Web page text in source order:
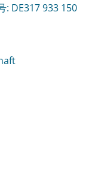
: DE317 933 150